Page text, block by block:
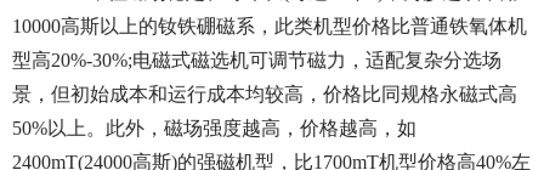
10000高斯以上的钕铁硼磁系，此类机型价格比普通铁氧体机
型高20%-30%;电磁式磁选机可调节磁力，适配复杂分选场
景，但初始成本和运行成本均较高，价格比同规格永磁式高
50%以上。此外，磁场强度越高，价格越高，如
2400mT(24000高斯)的强磁机型，比1700mT机型价格高40%左